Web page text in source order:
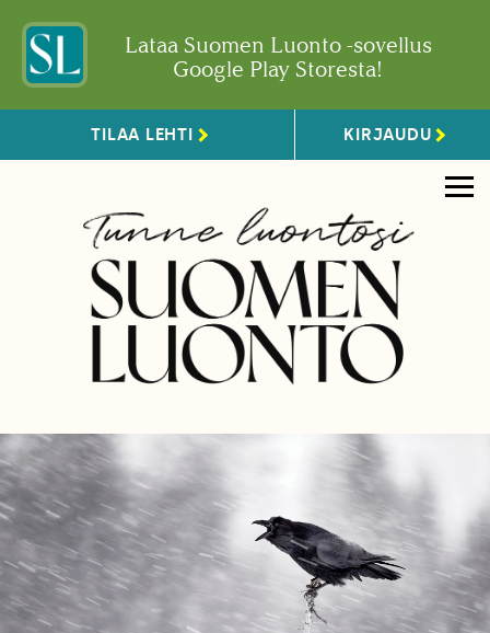
Lataa Suomen Luonto -sovellus
Google Play Storesta!
TILAA LEHTI KIRJAUDU